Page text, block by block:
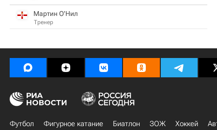
Мартин О'Нил
Тренер
Футбол Фигурное катание Биатлон ЗОЖ Хоккей